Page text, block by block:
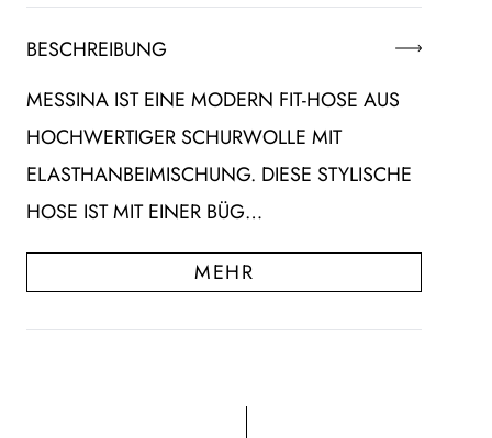
BESCHREIBUNG
MESSINA IST EINE MODERN FIT-HOSE AUS
HOCHWERTIGER SCHURWOLLE MIT
ELASTHANBEIMISCHUNG. DIESE STYLISCHE
HOSE IST MIT EINER BÜG…
MEHR